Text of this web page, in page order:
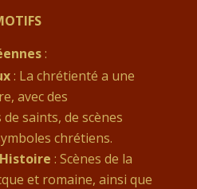
:
: La chrétienté a une
avec des
saints, de scènes
chrétiens.
: Scènes de la
et romaine, ainsi que